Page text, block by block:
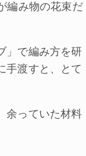
編み物の花束だ
」で編み方を研
手渡すと、とて
余っていた材料